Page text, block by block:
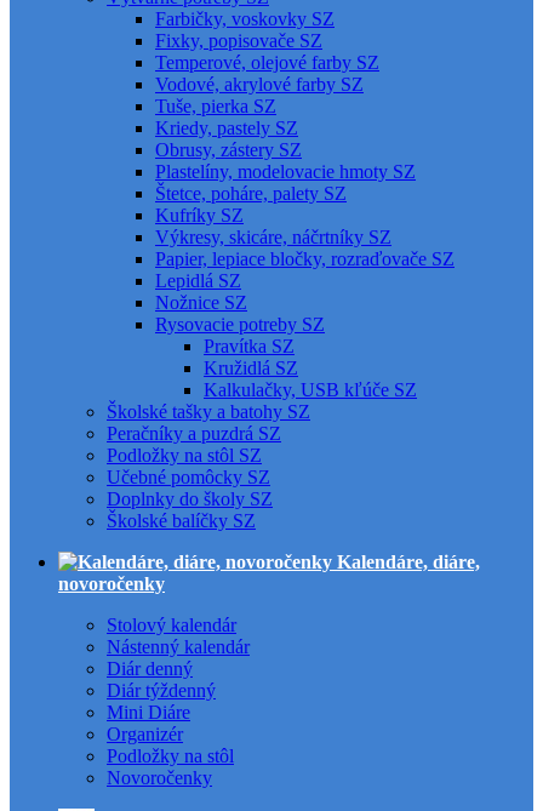
Farbičky, voskovky SZ
Fixky, popisovače SZ
Temperové, olejové farby SZ
Vodové, akrylové farby SZ
Tuše, pierka SZ
Kriedy, pastely SZ
Obrusy, zástery SZ
Plastelíny, modelovacie hmoty SZ
Štetce, poháre, palety SZ
Kufríky SZ
Výkresy, skicáre, náčrtníky SZ
Papier, lepiace bločky, rozraďovače SZ
Lepidlá SZ
Nožnice SZ
Rysovacie potreby SZ
Pravítka SZ
Kružidlá SZ
Kalkulačky, USB kľúče SZ
Školské tašky a batohy SZ
Peračníky a puzdrá SZ
Podložky na stôl SZ
Učebné pomôcky SZ
Doplnky do školy SZ
Školské balíčky SZ
Kalendáre, diáre,
novoročenky
Stolový kalendár
Nástenný kalendár
Diár denný
Diár týždenný
Mini Diáre
Organizér
Podložky na stôl
Novoročenky